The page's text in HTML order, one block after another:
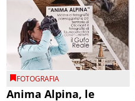
FOTOGRAFIA
Anima Alpina, le